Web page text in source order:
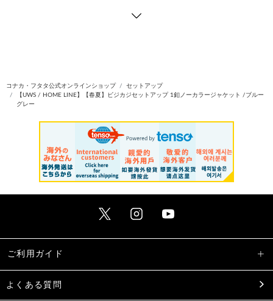
コナカ・フタタ公式オンラインショップ
セットアップ
【UWS / HOME LINE】【春夏】ビジカジセットアップ 1釦ノーカラージャケット /ブルー
グレー
ご利用ガイド
よくある質問